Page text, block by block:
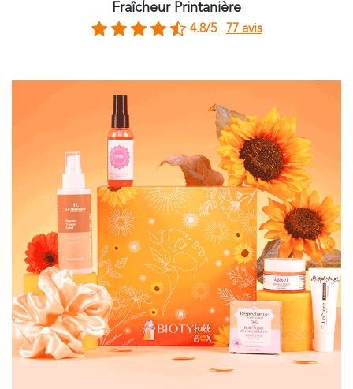
Fraîcheur Printanière
4.8/5 77 avis